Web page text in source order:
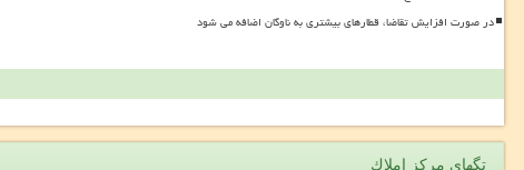
در صورت افزایش تقاضا، قطارهای بیشتری به ناوگان اضافه می شود
تگهای مركز املاك